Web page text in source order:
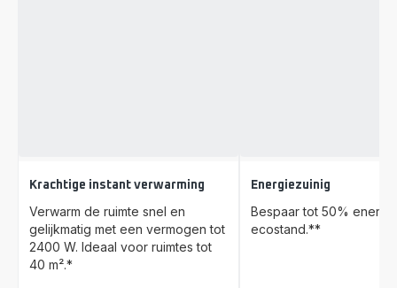
Krachtige instant verwarming
Verwarm de ruimte snel en
gelijkmatig met een vermogen tot
2400 W. Ideaal voor ruimtes tot
40 m².*
Energiezuinig
Bespaar tot 50%
ecostand.**